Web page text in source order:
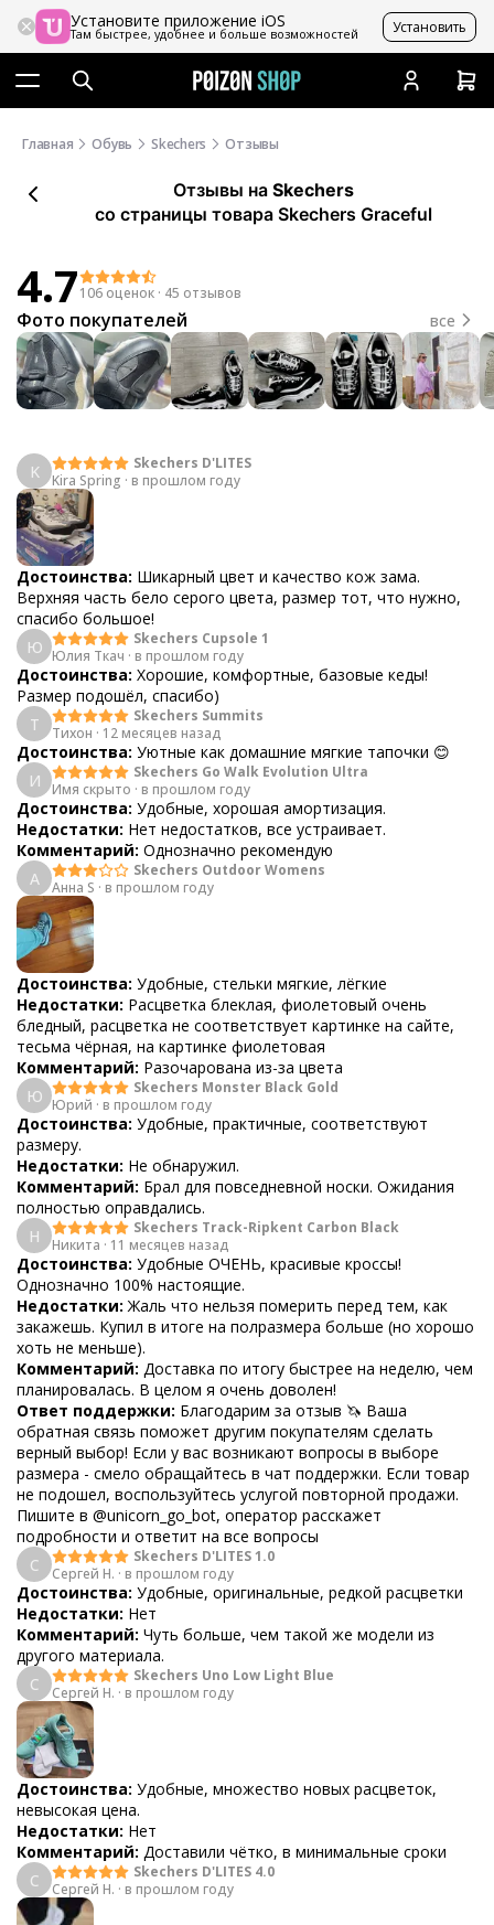
Установите приложение iOS
Там быстрее, удобнее и больше возможностей Установить
Главная Обувь Skechers Отзывы
Отзывы на Skechers
со страницы товара Skechers Graceful
4.7106 оценок · 45 отзывов
Фото покупателей все
K
Skechers D'LITES
Kira Spring · в прошлом году
Достоинства: Шикарный цвет и качество кож зама.
Верхняя часть бело серого цвета, размер тот, что нужно,
спасибо большое!
Ю
Skechers Cupsole 1
Юлия Ткач · в прошлом году
Достоинства: Хорошие, комфортные, базовые кеды!
Размер подошёл, спасибо)
Т
Skechers Summits
Тихон · 12 месяцев назад
Достоинства: Уютные как домашние мягкие тапочки 😊
И
Skechers Go Walk Evolution Ultra
Имя скрыто · в прошлом году
Достоинства: Удобные, хорошая амортизация.
Недостатки: Нет недостатков, все устраивает.
Комментарий: Однозначно рекомендую
А
Skechers Outdoor Womens
Анна S · в прошлом году
Достоинства: Удобные, стельки мягкие, лёгкие
Недостатки: Расцветка блеклая, фиолетовый очень
бледный, расцветка не соответствует картинке на сайте,
тесьма чёрная, на картинке фиолетовая
Комментарий: Разочарована из-за цвета
Ю
Skechers Monster Black Gold
Юрий · в прошлом году
Достоинства: Удобные, практичные, соответствуют
размеру.
Недостатки: Не обнаружил.
Комментарий: Брал для повседневной носки. Ожидания
полностью оправдались.
Н
Skechers Track-Ripkent Carbon Black
Никита · 11 месяцев назад
Достоинства: Удобные ОЧЕНЬ, красивые кроссы!
Однозначно 100% настоящие.
Недостатки: Жаль что нельзя померить перед тем, как
закажешь. Купил в итоге на полразмера больше (но хорошо
хоть не меньше).
Комментарий: Доставка по итогу быстрее на неделю, чем
планировалась. В целом я очень доволен!
Ответ поддержки: Благодарим за отзыв 🦄 Ваша
обратная связь поможет другим покупателям сделать
верный выбор! Если у вас возникают вопросы в выборе
размера - смело обращайтесь в чат поддержки. Если товар
не подошел, воспользуйтесь услугой повторной продажи.
Пишите в @unicorn_go_bot, оператор расскажет
подробности и ответит на все вопросы
С
Skechers D'LITES 1.0
Сергей Н. · в прошлом году
Достоинства: Удобные, оригинальные, редкой расцветки
Недостатки: Нет
Комментарий: Чуть больше, чем такой же модели из
другого материала.
С
Skechers Uno Low Light Blue
Сергей Н. · в прошлом году
Достоинства: Удобные, множество новых расцветок,
невысокая цена.
Недостатки: Нет
Комментарий: Доставили чётко, в минимальные сроки
С
Skechers D'LITES 4.0
Сергей Н. · в прошлом году